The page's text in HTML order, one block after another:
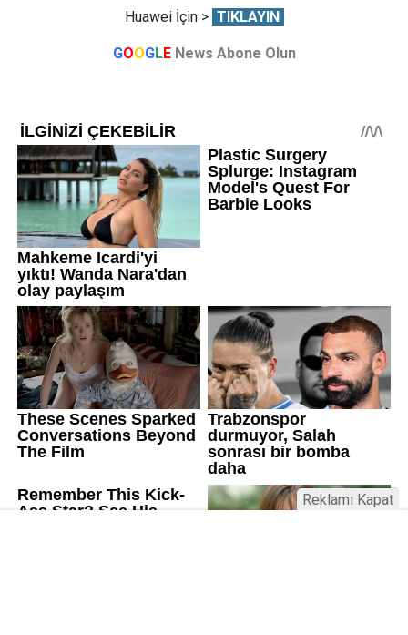
Huawei İçin > TIKLAYIN
GOOGLE News Abone Olun
Reklamı Kapat